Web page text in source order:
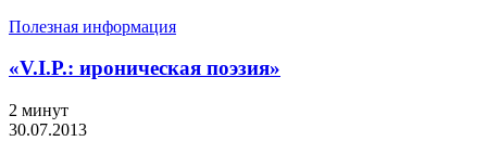
Полезная информация
«V.I.P.: ироническая поэзия»
2 минут
30.07.2013